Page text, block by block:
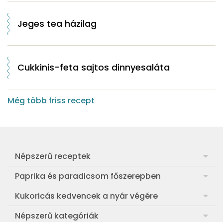
Jeges tea házilag
Cukkinis-feta sajtos dinnyesaláta
Még több friss recept
Népszerű receptek
Frankfurti leves
Egyszerű muffin
Aranygaluska
Paprika és paradicsom főszerepben
Pan con Tomate
Paradicsom és paprika eltevése télre
Kukoricás kedvencek a nyár végére
Legfinomabb főtt kukorica
Népszerű kategóriák